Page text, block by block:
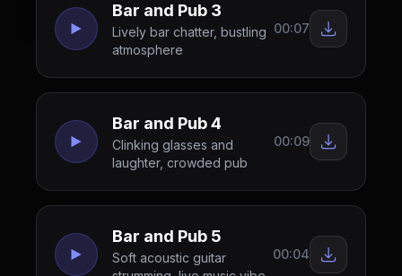
Bar and Pub 3
Lively bar chatter, bustling
atmosphere
00:07
Bar and Pub 4
Clinking glasses and
laughter, crowded pub
00:09
Bar and Pub 5
Soft acoustic guitar
00:04